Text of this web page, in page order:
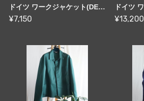
ドイツ ワークジャケット(DEAD STOCK) Germany [C2839]
¥7,150 ¥13,200